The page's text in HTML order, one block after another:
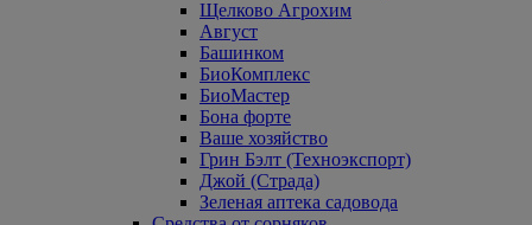
Щелково Агрохим
Август
Башинком
БиоКомплекс
БиоМастер
Бона форте
Ваше хозяйство
Грин Бэлт (Техноэкспорт)
Джой (Страда)
Зеленая аптека садовода